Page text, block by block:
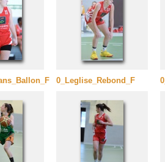
0_Leglise_Rebond_F